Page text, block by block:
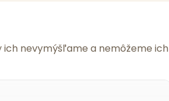
ich nevymýšľame a nemôžeme ich